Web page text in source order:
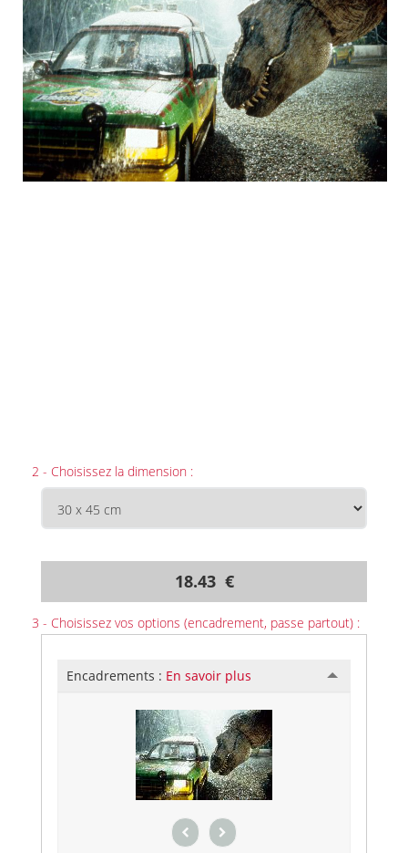
2 - Choisissez la dimension :
18.43 €
3 - Choisissez vos options (encadrement, passe partout) :
Encadrements : En savoir plus